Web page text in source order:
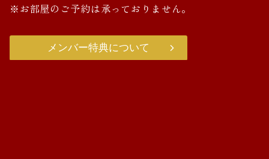
※お部屋のご予約は承っておりません。
メンバー特典について